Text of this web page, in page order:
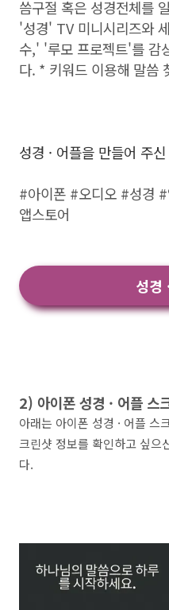
씀구절 혹은 성경전체를
'성경' TV 미니시리즈와
수,' '루모 프로젝트'를 감
다. * 키워드 이용해 말씀
성경 · 어플을 만들어 주
#아이폰 #오디오 #성경
앱스토어
성경
2) 아이폰 성경 · 어플 스
아래는 아이폰 성경 · 어플 스
크린샷 정보를 확인하고 싶으
다.